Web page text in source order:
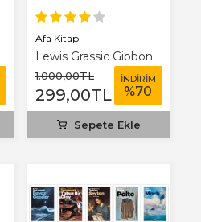
Afa Kitap
Lewis Grassic Gibbon
1.000,00TL
299,00TL
İNDİRİM
%70
Sepete Ekle